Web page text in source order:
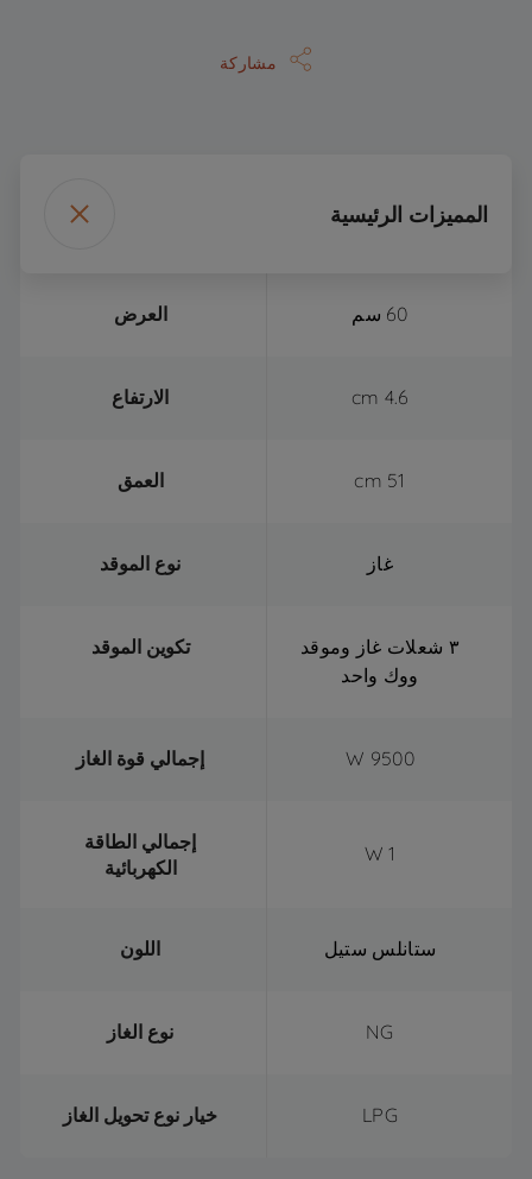
مشاركة
المميزات الرئيسية
العرض 60 سم
الارتفاع 4.6 cm
العمق 51 cm
نوع الموقد غاز
تكوين الموقد
٣ شعلات غاز وموقد
ووك واحد
إجمالي قوة الغاز 9500 W
إجمالي الطاقة
الكهربائية
1 W
اللون ستانلس ستيل
نوع الغاز NG
خيار نوع تحويل الغاز LPG